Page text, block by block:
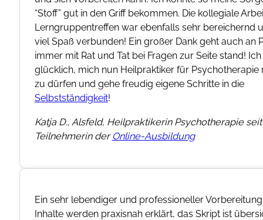
“Stoff” gut in den Griff bekommen. Die kollegiale
Lerngruppentreffen war ebenfalls sehr bereichernd
viel Spaß verbunden! Ein großer Dank geht auch an
immer mit Rat und Tat bei Fragen zur Seite stand!
glücklich, mich nun Heilpraktiker für Psychotherapie
zu dürfen und gehe freudig eigene Schritte in die
Selbstständigkeit!
Katja D., Alsfeld, Heilpraktikerin Psychotherapie seit
Teilnehmerin der Online-Ausbildung
Ein sehr lebendiger und professioneller
Inhalte werden praxisnah erklärt, das Skript ist